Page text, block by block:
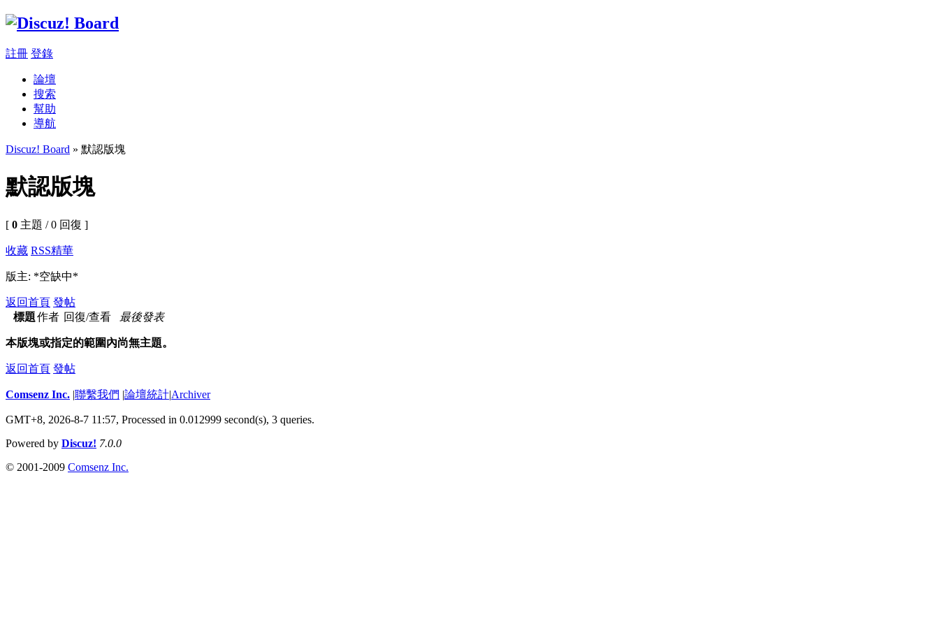
註冊 登錄
論壇
搜索
幫助
導航
Discuz! Board » 默認版塊
默認版塊
[ 0 主題 / 0 回復 ]
收藏 RSS精華
版主: *空缺中*
返回首頁 發帖
標題作者 回復/查看 最後發表
本版塊或指定的範圍內尚無主題。
返回首頁 發帖
Comsenz Inc. |聯繫我們 |論壇統計|Archiver
GMT+8, 2026-8-7 11:57, Processed in 0.012999 second(s), 3 queries.
Powered by Discuz! 7.0.0
© 2001-2009 Comsenz Inc.